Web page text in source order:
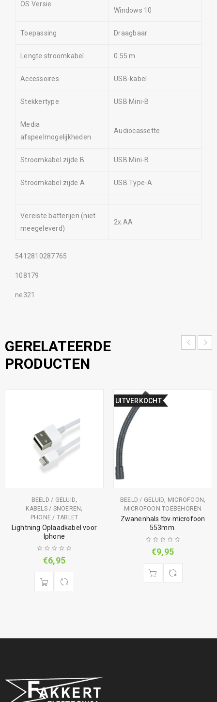
OS Versie
Windows 10
Toepassing Draagbaar
Lengte stroomkabel 0.55 m
Accessoires USB-kabel
Stekkertype USB Mini-B
Media
afspeelmogelijkheden
Audiocassette
Stroomkabel zijde B USB Mini-B
Stroomkabel zijde A USB Type-A
Vereiste batterijen (niet
meegeleverd)
2x AA
5412810287765
108179
ne321
GERELATEERDE
PRODUCTEN
BEELD / GELUID,
KABELS / SNOEREN,
PHONE / TABLET
Lightning Oplaadkabel voor
Iphone
€6,95
UITVERKOCHT
BEELD / GELUID, MICROFOON,
MICROFOON TOEBEHOREN
Zwanenhals tbv microfoon
553mm.
€9,95